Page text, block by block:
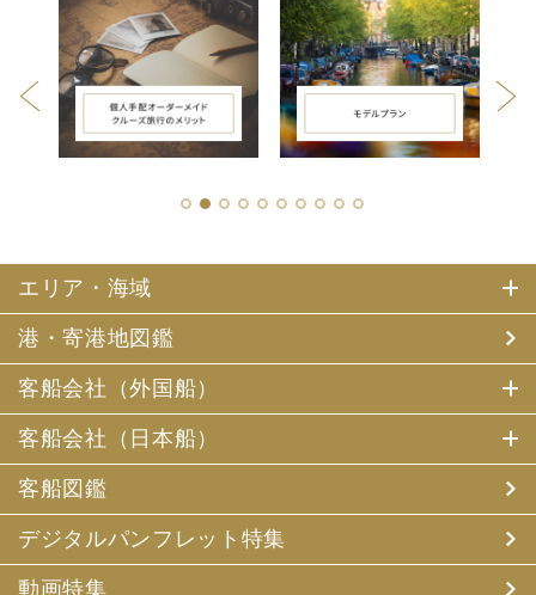
1 2 3 4 5 6 7 8 9 10
エリア・海域
港・寄港地図鑑
客船会社（外国船）
客船会社（日本船）
客船図鑑
デジタルパンフレット特集
動画特集